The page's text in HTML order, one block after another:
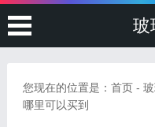
玻
您现在的位置是： 首页-
哪里可以买到